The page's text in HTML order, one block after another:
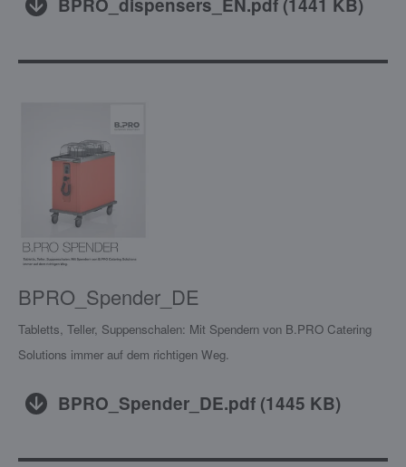
BPRO_dispensers_EN.pdf (1441 KB)
BPRO_Spender_DE
Tabletts, Teller, Suppenschalen: Mit Spendern von B.PRO Catering
Solutions immer auf dem richtigen Weg.
BPRO_Spender_DE.pdf (1445 KB)